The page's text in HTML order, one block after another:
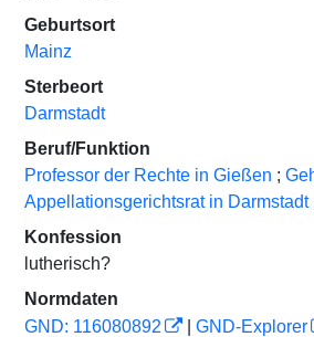
Geburtsort
Mainz
Sterbeort
Darmstadt
Beruf/Funktion
Professor der Rechte in Gießen ;
Appellationsgerichtsrat in Darmstadt
Konfession
lutherisch?
Normdaten
GND: 116080892
GND-Explorer